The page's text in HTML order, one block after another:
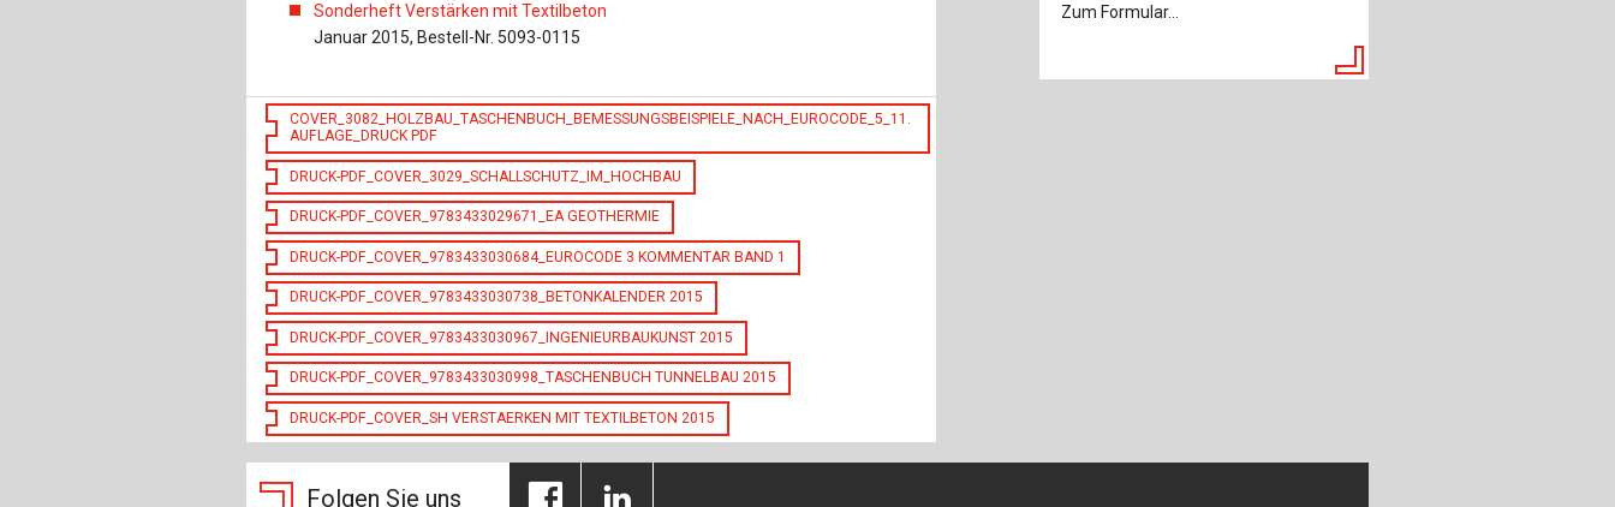
Sonderheft Verstärken mit Textilbeton
Januar 2015, Bestell-Nr. 5093-0115
COVER_3082_HOLZBAU_TASCHENBUCH_BEMESSUNGSBEISPIELE_NACH_EUROCODE_5_11.
AUFLAGE_DRUCK PDF
DRUCK-PDF_COVER_3029_SCHALLSCHUTZ_IM_HOCHBAU
DRUCK-PDF_COVER_9783433029671_EA GEOTHERMIE
DRUCK-PDF_COVER_9783433030684_EUROCODE 3 KOMMENTAR BAND 1
DRUCK-PDF_COVER_9783433030738_BETONKALENDER 2015
DRUCK-PDF_COVER_9783433030967_INGENIEURBAUKUNST 2015
DRUCK-PDF_COVER_9783433030998_TASCHENBUCH TUNNELBAU 2015
DRUCK-PDF_COVER_SH VERSTAERKEN MIT TEXTILBETON 2015
Zum Formular...
Folgen Sie uns